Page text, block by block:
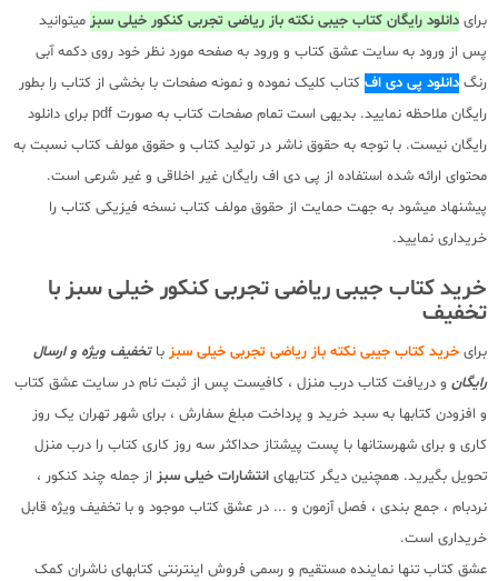
برای دانلود رایگان کتاب جیبی نکته باز ریاضی تجربی کنکور خیلی سبز میتوانید
پس از ورود به سایت عشق کتاب و ورود به صفحه مورد نظر خود روی دکمه آبی
رنگ دانلود پی دی اف کتاب کلیک نموده و نمونه صفحات با بخشی از کتاب را بطور
رایگان ملاحظه نمایید. بدیهی است تمام صفحات کتاب به صورت pdf برای دانلود
رایگان نیست. با توجه به حقوق ناشر در تولید کتاب و حقوق مولف کتاب نسبت به
محتوای ارائه شده استفاده از پی دی اف رایگان غیر اخلاقی و غیر شرعی است.
پیشنهاد میشود به جهت حمایت از حقوق مولف کتاب نسخه فیزیکی کتاب را
خریداری نمایید.
خرید کتاب جیبی ریاضی تجربی کنکور خیلی سبز با
تخفیف
برای خرید کتاب جیبی نکته باز ریاضی تجربی خیلی سبز باتخفیف ویژه و ارسال
رایگان و دریافت کتاب درب منزل ، کافیست پس از ثبت نام در سایت عشق کتاب
و افزودن کتابها به سبد خرید و پرداخت مبلغ سفارش ، برای شهر تهران یک روز
کاری و برای شهرستانها با پست پیشتاز حداکثر سه روز کاری کتاب را درب منزل
تحویل بگیرید. همچنین دیگر کتابهای انتشارات خیلی سبز از جمله چند کنکور ،
نردبام ، جمع بندی ، فصل آزمون و ... در عشق کتاب موجود و با تخفیف ویژه قابل
خریداری است.
عشق کتاب تنها نماینده مستقیم و رسمی فروش اینترنتی کتابهای ناشران کمک